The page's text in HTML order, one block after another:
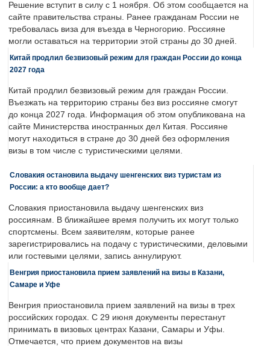
Решение вступит в силу с 1 ноября. Об этом сообщается на
сайте правительства страны. Ранее гражданам России не
требовалась виза для въезда в Черногорию. Россияне
могли оставаться на территории этой страны до 30 дней.
Китай продлил безвизовый режим для граждан России до конца
2027 года
Китай продлил безвизовый режим для граждан России.
Въезжать на территорию страны без виз россияне смогут
до конца 2027 года. Информация об этом опубликована на
сайте Министерства иностранных дел Китая. Россияне
могут находиться в стране до 30 дней без оформления
визы в том числе с туристическими целями.
Словакия остановила выдачу шенгенских виз туристам из
России: а кто вообще дает?
Словакия приостановила выдачу шенгенских виз
россиянам. В ближайшее время получить их могут только
спортсмены. Всем заявителям, которые ранее
зарегистрировались на подачу с туристическими, деловыми
или гостевыми целями, запись аннулируют.
Венгрия приостановила прием заявлений на визы в Казани,
Самаре и Уфе
Венгрия приостановила прием заявлений на визы в трех
российских городах. С 29 июня документы перестанут
принимать в визовых центрах Казани, Самары и Уфы.
Отмечается, что прием документов на визы